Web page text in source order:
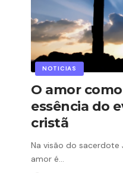
NOTICIAS
O amor
essência do
cristã
Na visão do sacerdote
amor é…